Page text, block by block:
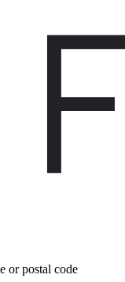
or postal code